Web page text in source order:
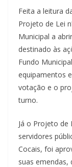
Feita a leitura
Projeto de Lei
Municipal a
destinado às
Fundo
equipamentos
votação e o
turno.
Já o Projeto de
servidores
Cocais, foi
suas emendas,